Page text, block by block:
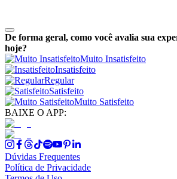
De forma geral, como você avalia sua
hoje?
Muito Insatisfeito
Insatisfeito
Regular
Satisfeito
Muito Satisfeito
BAIXE O APP:
Dúvidas Frequentes
Política de Privacidade